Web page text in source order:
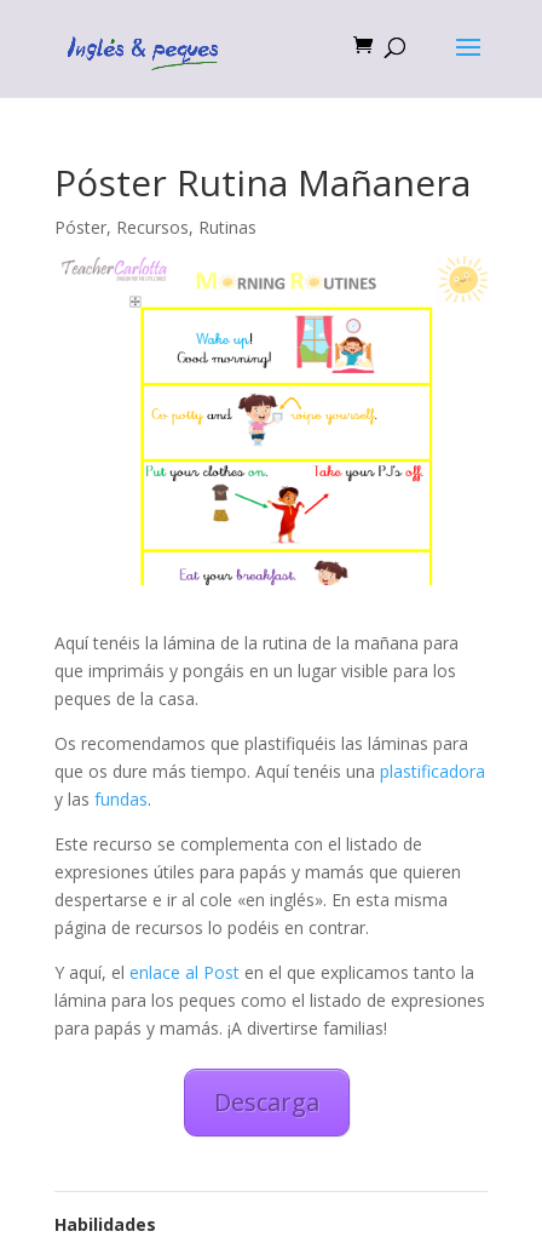
Póster Rutina Mañanera
Póster, Recursos, Rutinas
Aquí tenéis la lámina de la rutina de la mañana para
que imprimáis y pongáis en un lugar visible para los
peques de la casa.
Os recomendamos que plastifiquéis las láminas para
que os dure más tiempo. Aquí tenéis una plastificadora
y las fundas.
Este recurso se complementa con el listado de
expresiones útiles para papás y mamás que quieren
despertarse e ir al cole «en inglés». En esta misma
página de recursos lo podéis en contrar.
Y aquí, el enlace al Posten el que explicamos tanto la
lámina para los peques como el listado de expresiones
para papás y mamás. ¡A divertirse familias!
Descarga
Habilidades